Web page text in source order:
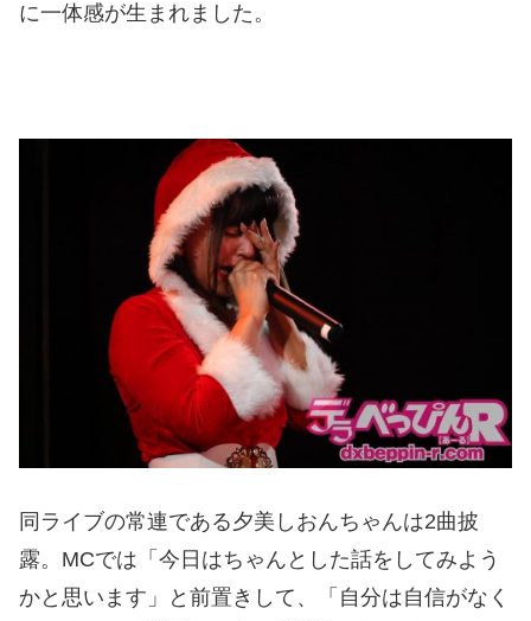
に一体感が生まれました。
同ライブの常連である夕美しおんちゃんは2曲披
露。MCでは「今日はちゃんとした話をしてみよう
かと思います」と前置きして、「自分は自信がなく